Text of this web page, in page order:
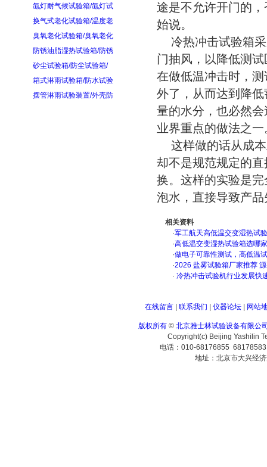
氙灯耐气候试验箱/氙灯试
换气式老化试验箱/温度老
臭氧老化试验箱/臭氧老化
防锈油脂湿热试验箱/防锈
砂尘试验箱/防尘试验箱/
箱式淋雨试验箱/防水试验
摆管淋雨试验装置/外壳防
途是不允许开门的
始说。
冷热冲击试验箱采
门抽风，以降低测
在做低温冲击时，
外了，从而达到降
量的水分，也必然
业界重点的做法之一
这样做的话从成本
却不是规范规定的
换。这样的实验是
泡水，直接导致产品
相关资料
·军工航天高低温交变湿热试
·高低温交变湿热试验箱选哪
·做电子可靠性测试，高低温
·2026 盐雾试验箱厂家推荐
· 冷热冲击试验机行业发展快
在线留言| 联系我们 仪器论坛| 网站
版权所有 © 北京雅士林试验设备有限公
Copyright(c) Beijing Yashilin
电话：010-68176855
地址：北京市大兴经